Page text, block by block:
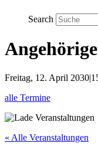
Search
Freitag, 12. April
alle Termine
« Alle Veranstaltungen